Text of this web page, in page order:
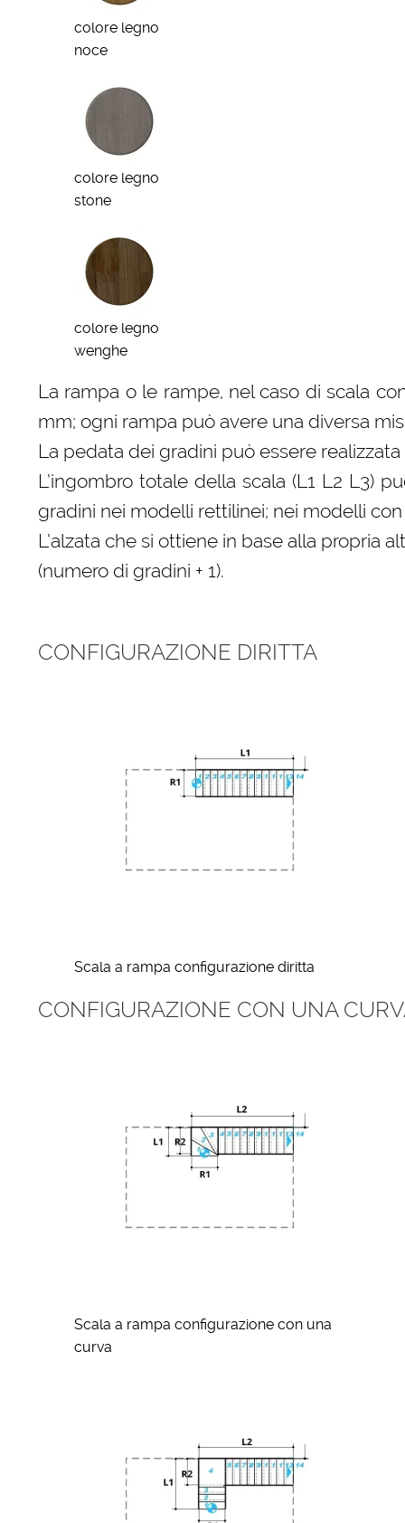
colore legno
noce
colore legno
stone
colore legno
wenghe
La rampa o le rampe, nel caso di scala
mm; ogni rampa può avere una diversa
La pedata dei gradini può essere
L’ingombro totale della scala (L1 L2 L3)
gradini nei modelli rettilinei; nei modelli
L’alzata che si ottiene in base alla
(numero di gradini + 1).
CONFIGURAZIONE DIRITTA
Scala a rampa configurazione diritta
CONFIGURAZIONE CON UNA
Scala a rampa configurazione con una
curva